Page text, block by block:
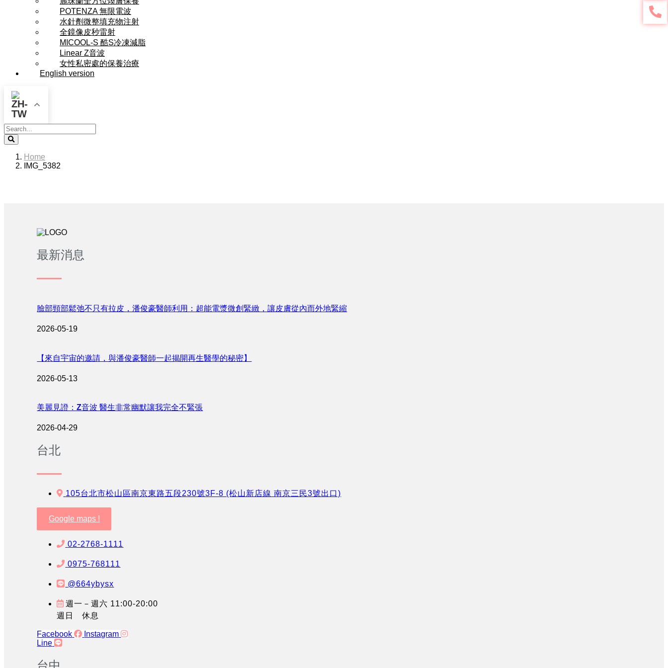
POTENZA 無限電波
水針劑微整填充物注射
全鏡像皮秒雷射
MICOOL-S 酷S冷凍減脂
Linear Z音波
女性私密處的保養治療
English version
Search
Home
IMG_5382
最新消息
臉部頸部鬆弛不只有拉皮，潘俊豪醫師利用：超能電漿微創緊緻，讓皮膚從內而外地緊縮
2026-05-19
【來自宇宙的邀請，與潘俊豪醫師一起揭開再生醫學的秘密】
2026-05-13
美麗見證：Z音波 醫生非常幽默讓我完全不緊張
2026-04-29
台北
105台北市松山區南京東路五段230號3F-8 (松山新店線 南京三民3號出口)
Google maps !
02-2768-1111
0975-768111
@664ybysx
週一－週六 11:00-20:00
週日 休息
Facebook
Instagram
Line